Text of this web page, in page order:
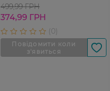
499,99 ГРН
374,99 ГРН